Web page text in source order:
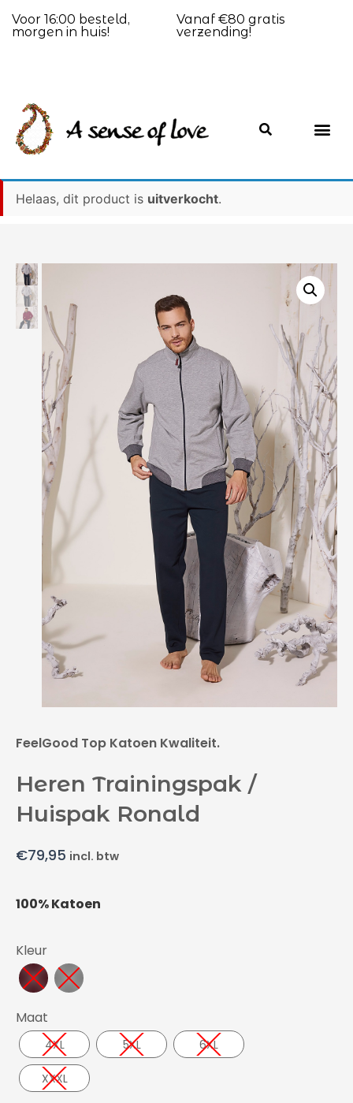
Voor 16:00 besteld,
morgen in huis!
Vanaf €80 gratis
verzending!
Helaas, dit product is uitverkocht.
FeelGood Top Katoen Kwaliteit.
Heren Trainingspak /
Huispak Ronald
€79,95 incl. btw
100% Katoen
Kleur
Maat
4XL 5XL 6XL
XXXL